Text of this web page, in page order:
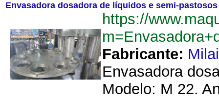
Envasadora dosadora de líquidos e semi-
https://
Fabricante:
Envasadora
Modelo: M 22.